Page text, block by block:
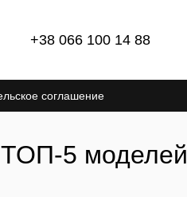
+38 066 100 14 88
соглашение
5 моделей